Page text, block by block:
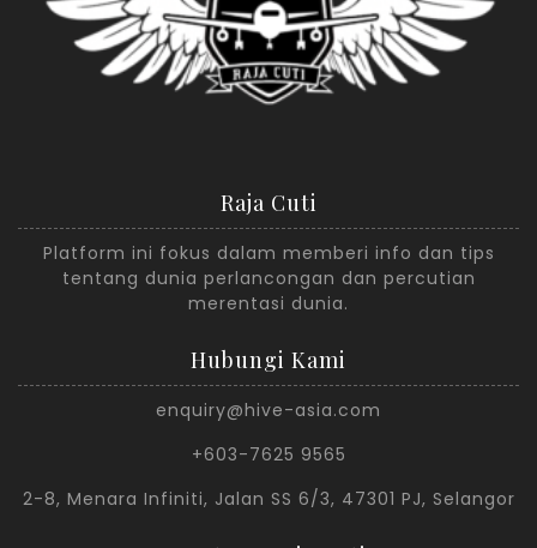
Raja Cuti
Platform ini fokus dalam memberi info dan tips
tentang dunia perlancongan dan percutian
merentasi dunia.
Hubungi Kami
enquiry@hive-asia.com
+603-7625 9565
2-8, Menara Infiniti, Jalan SS 6/3, 47301 PJ, Selangor